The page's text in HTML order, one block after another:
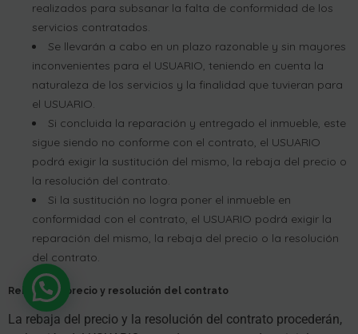
realizados para subsanar la falta de conformidad de los
servicios contratados.
Se llevarán a cabo en un plazo razonable y sin mayores
inconvenientes para el USUARIO, teniendo en cuenta la
naturaleza de los servicios y la finalidad que tuvieran para
el USUARIO.
Si concluida la reparación y entregado el inmueble, este
sigue siendo no conforme con el contrato, el USUARIO
podrá exigir la sustitución del mismo, la rebaja del precio o
la resolución del contrato.
Si la sustitución no logra poner el inmueble en
conformidad con el contrato, el USUARIO podrá exigir la
reparación del mismo, la rebaja del precio o la resolución
del contrato.
Rebaja del precio y resolución del contrato
La rebaja del precio y la resolución del contrato procederán,